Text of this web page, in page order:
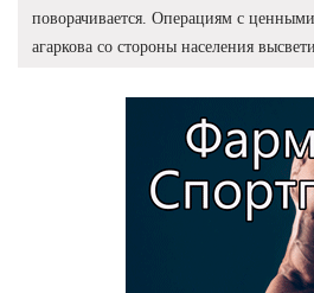
поворачивается. Операциям с
агаркова со стороны населения